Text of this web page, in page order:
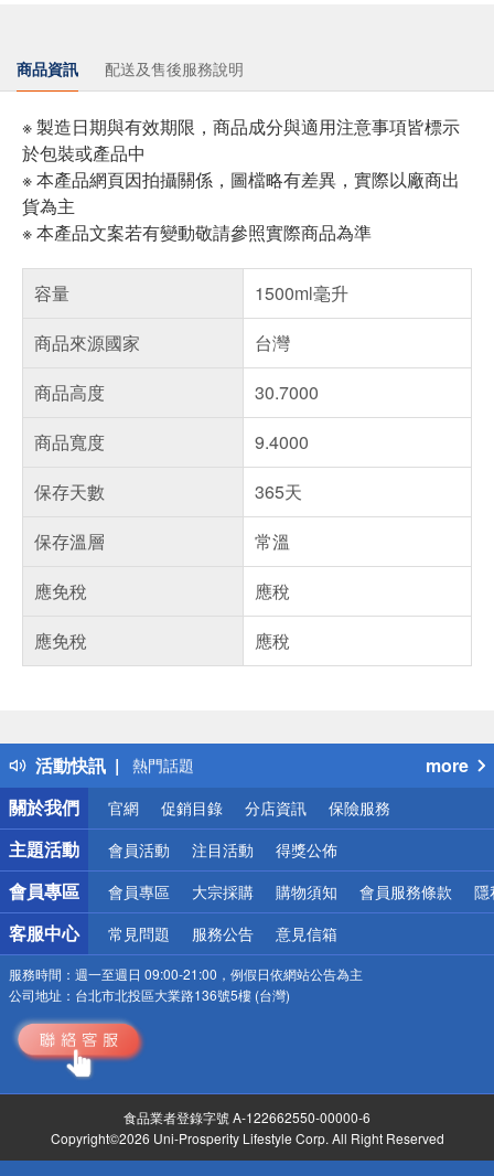
商品資訊 配送及售後服務說明
※ 製造日期與有效期限，商品成分與適用注意事項皆標示
於包裝或產品中
※ 本產品網頁因拍攝關係，圖檔略有差異，實際以廠商出
貨為主
※ 本產品文案若有變動敬請參照實際商品為準
容量
1500ml毫升
商品來源國家
台灣
商品高度
30.7000
商品寬度
9.4000
保存天數
365天
保存溫層
常溫
應免稅
應稅
應免稅
應稅
活動快訊
得獎公告
熱門話題
銀行優惠
偏遠地區配送
詐騙網頁！請小心！
more
關於我們
官網 促銷目錄 分店資訊 保險服務
主題活動 會員活動 注目活動 得獎公佈
會員專區 會員專區 大宗採購 購物須知 會員服務條款 隱
客服中心 常見問題 服務公告 意見信箱
服務時間： 週一至週日 09:00-21:00，例假日依網站公告為主
公司地址： 台北市北投區大業路136號5樓 (台灣)
食品業者登錄字號 A-122662550-00000-6
Copyright©2026 Uni-Prosperity Lifestyle Corp. All Right Reserved